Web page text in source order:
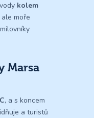
kolem
moře
Marsa
, a s koncem
a turistů